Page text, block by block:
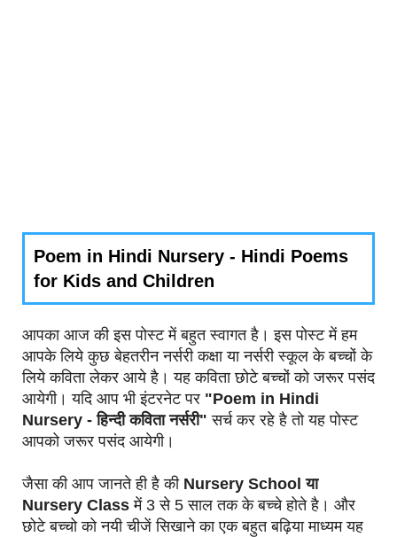
Poem in Hindi Nursery - Hindi Poems
for Kids and Children
आपका आज की इस पोस्ट में बहुत स्वागत है। इस पोस्ट में हम
आपके लिये कुछ बेहतरीन नर्सरी कक्षा या नर्सरी स्कूल के बच्चों के
लिये कविता लेकर आये है। यह कविता छोटे बच्चों को जरूर पसंद
आयेगी। यदि आप भी इंटरनेट पर "Poem in Hindi
Nursery - हिन्दी कविता नर्सरी"सर्च कर रहे है तो यह पोस्ट
आपको जरूर पसंद आयेगी।
जैसा की आप जानते ही है की Nursery School या
Nursery Class में 3 से 5 साल तक के बच्चे होते है। और
छोटे बच्चो को नयी चीजें सिखाने का एक बहुत बढ़िया माध्यम यह